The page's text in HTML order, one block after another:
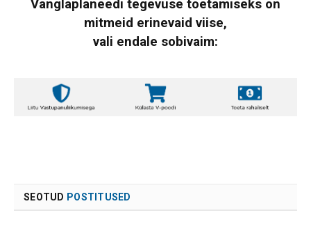
Vanglaplaneedi tegevuse toetamiseks on
mitmeid erinevaid viise,
vali endale sobivaim:
SEOTUD POSTITUSED